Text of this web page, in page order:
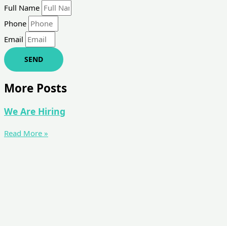
Full Name
Phone
Email
SEND
More Posts
We Are Hiring
Read More »